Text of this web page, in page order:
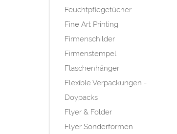
Feuchtpflegetücher
Fine Art Printing
Firmenschilder
Firmenstempel
Flaschenhänger
Flexible Verpackungen -
Doypacks
Flyer & Folder
Flyer Sonderformen